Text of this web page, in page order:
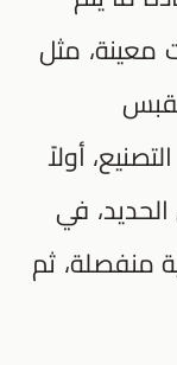
معينة، مثل
أولاً
في
منفصلة، ثم